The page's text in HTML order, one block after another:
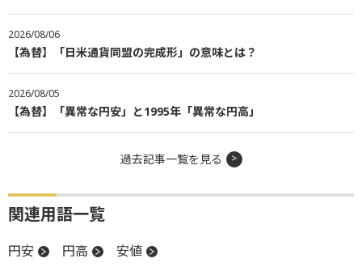
2026/08/06
【為替】「日米通貨同盟の完成形」の意味とは？
2026/08/05
【為替】「異常な円安」と1995年「異常な円高」
過去記事一覧を見る
関連用語一覧
円安 円高 安値